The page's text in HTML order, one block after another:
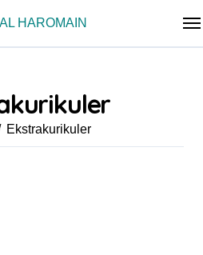
Ekstrakurikuler